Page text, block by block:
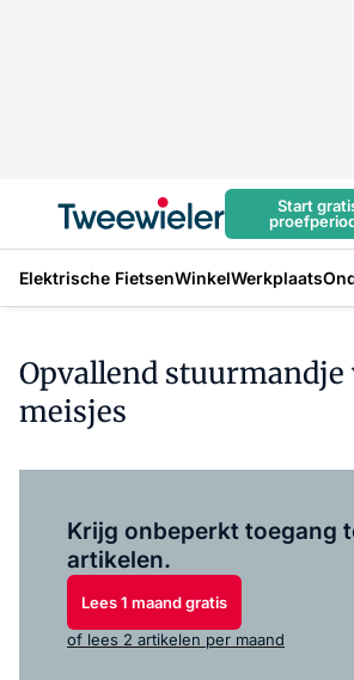
Start
Elektrische FietsenWinkelWerkplaats
Opvallend stuurmandje
meisjes
Krijg onbeperkt toegang
artikelen.
Lees 1 maand gratis
of lees 2 artikelen per maand